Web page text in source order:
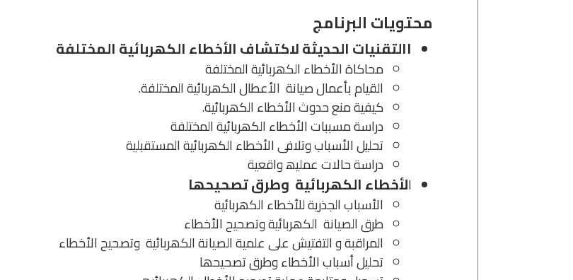
محتویات البرنامج
االتقنیات الحدیثة لاكتشاف الأخطاء الكھربائیة المختلفة
محاكاة الأخطاء الكھربائیة المختلفة
القیام بأعمال صیانة الأعطال الكھربائیة المختلفة.
كیفیة منع حدوث الأخطاء الكھربائیة.
دراسة مسببات الأخطاء الكھربائیة المختلفة
تحلیل الأسباب وتلافى الأخطاء الكھربائیة المستقبلیة
دراسة حالات عملیھ واقعیة
الأخطاء الكھربائیة وطرق تصحیحھا
الأسباب الجذریة للأخطاء الكھربائیة
طرق الصیانة الكھربائیة وتصحیح الأخطاء
المراقبة و التفتیش على علمیة الصیانة الكھربائیة وتصحیح الأخطاء
تحلیل أسباب الأخطاء وطرق تصحیحھا